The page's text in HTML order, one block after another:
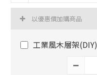
以優惠價加購商品
工業風木層架(DIY)